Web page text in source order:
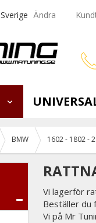
Sverige Ändra
BMW 1602 - 1802 -
Vi lagerför
Beställer du
Vi på Mr